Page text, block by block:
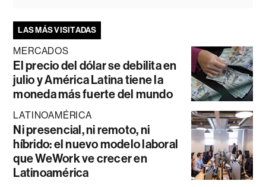
LAS MÁS VISITADAS
MERCADOS
El precio del dólar se debilita en
julio y América Latina tiene la
moneda más fuerte del mundo
LATINOAMÉRICA
Ni presencial, ni remoto, ni
híbrido: el nuevo modelo laboral
que WeWork ve crecer en
Latinoamérica